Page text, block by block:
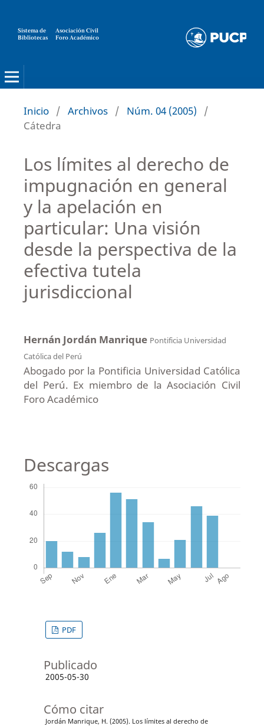
Sistema de
Bibliotecas
Asociación Civil
Foro Académico
Inicio / Archivos / Núm. 04 (2005)
/
Cátedra
Los límites al derecho de
impugnación en general
y la apelación en
particular: Una visión
desde la perspectiva de la
efectiva tutela
jurisdiccional
Hernán Jordán Manrique Pontificia Universidad
Católica del Perú
Abogado por la Pontificia Universidad Católica
del Perú. Ex miembro de la Asociación Civil
Foro Académico
Descargas
PDF
Publicado
2005-05-30
Cómo citar
Jordán Manrique, H. (2005). Los límites al derecho de